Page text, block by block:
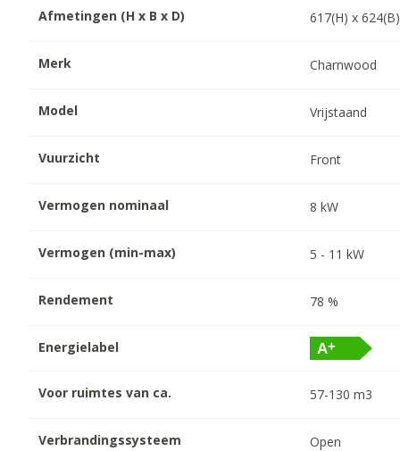
Afmetingen (H x B x D) 617(H) x624
Merk Charnwood
Model Vrijstaand
Vuurzicht Front
Vermogen nominaal 8 kW
Vermogen (min-max) 5 - 11 kW
Rendement 78 %
Energielabel
Voor ruimtes van ca. 57-130 m3
Verbrandingssysteem Open